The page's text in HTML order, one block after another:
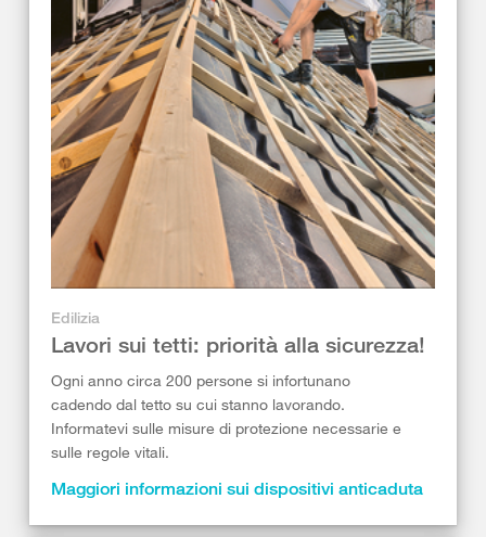
Edilizia
Lavori sui tetti: priorità alla sicurezza!
Ogni anno circa 200 persone si infortunano
cadendo dal tetto su cui stanno lavorando.
Informatevi sulle misure di protezione necessarie e
sulle regole vitali.
Maggiori informazioni sui dispositivi anticaduta